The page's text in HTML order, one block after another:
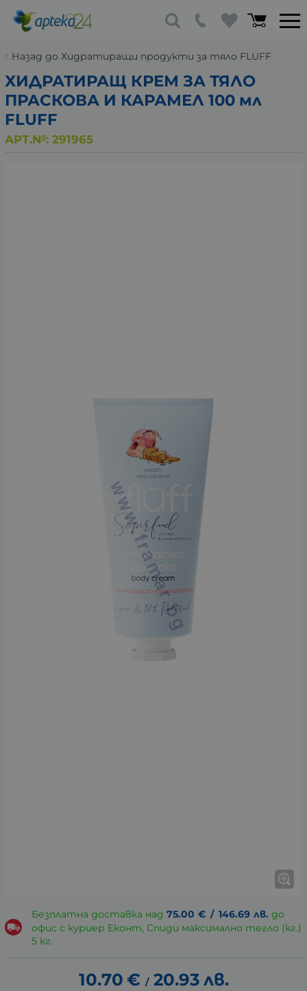
Назад до Хидратиращи продукти за тяло FLUFF
ХИДРАТИРАЩ КРЕМ ЗА ТЯЛО
ПРАСКОВА И КАРАМЕЛ 100 мл
FLUFF
АРТ.№: 291965
Безплатна доставка над 75.00 € / 146.69 лв. до
офис с куриер Еконт, Спиди максимално тегло (кг.)
5 кг.
10.70 € / 20.93 лв.